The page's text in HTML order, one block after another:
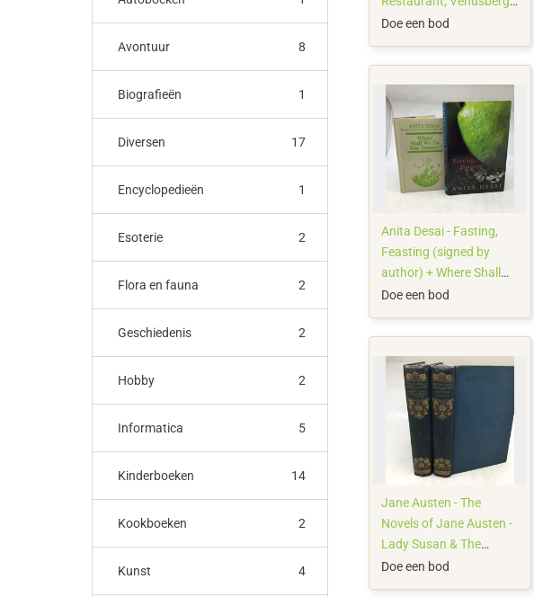
Avontuur 8
Biografieën 1
Diversen 17
Encyclopedieën 1
Esoterie 2
Flora en fauna 2
Geschiedenis 2
Hobby 2
Informatica 5
Kinderboeken 14
Kookboeken 2
Kunst 4
Books Do Furnish A
Doe een bod
Anita Desai - Fasting,
Feasting (signed by
author) + Where Shall
We Go This Summer? -
Doe een bod
Jane Austen - The
Novels of Jane Austen -
Lady Susan & The
Letters - 1912
Doe een bod